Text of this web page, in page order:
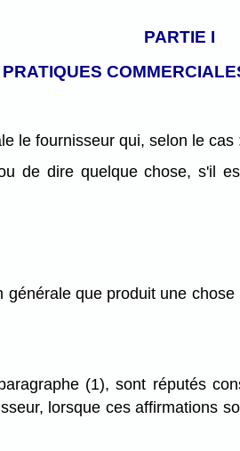
PARTIE I
PRATIQUES
le fournisseur qui, selon le cas
de dire quelque chose, s'il
que produit une
(1), sont réputés
lorsque ces affirmations